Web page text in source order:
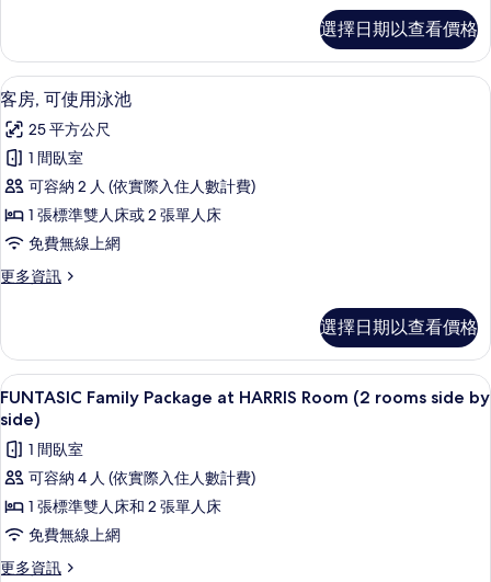
片
(HARRIS)
的
詳
選擇日期以查看價格
顯
示
客
房,
可
使
用
泳
的
所
有
相
片
客房, 可使用泳池 | 迷你吧、客房內保
7
客房, 可使用泳池
25 平方公尺
1 間臥室
可容納 2 人 (依實際入住人數計費)
1 張標準雙人床或 2 張單人床
免費無線上網
更多資訊
更
可
使
用
泳
的
詳
選擇日期以查看價格
顯
示
FUNTASIC
Family
Package
at
HARRIS
Room
迷你吧、客房內保險箱、書桌、免費
6
FUNTASIC Family Package at HARRIS Room (2 rooms side by
side)
1 間臥室
可容納 4 人 (依實際入住人數計費)
1 張標準雙人床和 2 張單人床
免費無線上網
更多資訊
更